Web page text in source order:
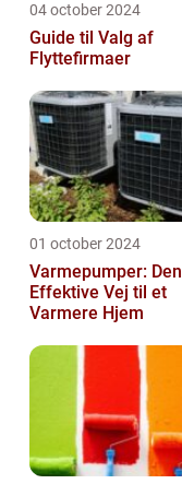
04 october 2024
Guide til Valg af
Flyttefirmaer
01 october 2024
Varmepumper: Den
Effektive Vej til et
Varmere Hjem